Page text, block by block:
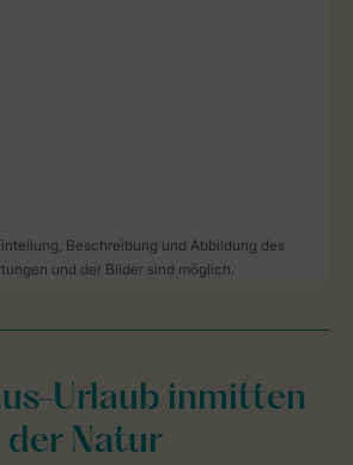
Beschreibung und Abbildung des
und der Bilder sind möglich.
Urlaub inmitten
der Natur